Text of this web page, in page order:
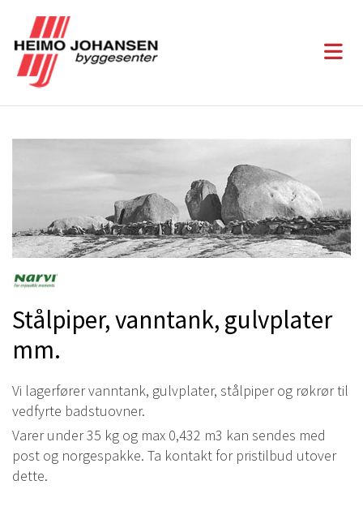
Stålpiper, vanntank, gulvplater
mm.
Vi lagerfører vanntank, gulvplater, stålpiper og røkrør til
vedfyrte badstuovner.
Varer under 35 kg og max 0,432 m3 kan sendes med
post og norgespakke. Ta kontakt for pristilbud utover
dette.